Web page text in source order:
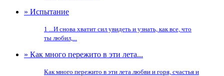
» Испытание
1 ...И снова хватит сил увидеть и узнать, как все, что
ты любил,...
» Как много пережито в эти лета...
Как много пережито в эти лета любви и горя, счастья и